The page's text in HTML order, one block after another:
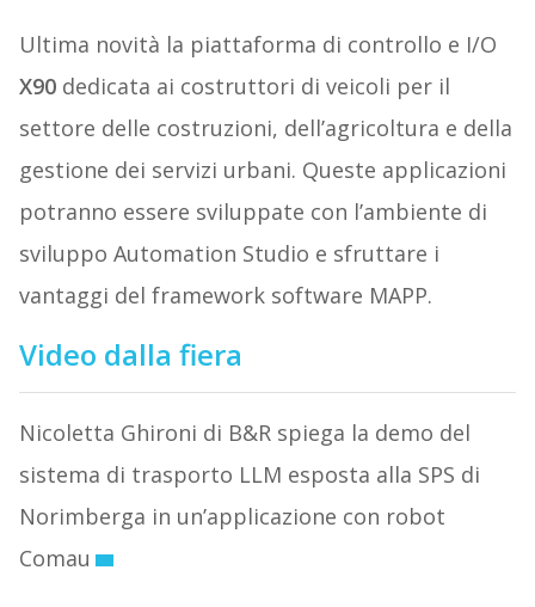
Ultima novità la piattaforma di controllo e I/O
X90dedicata ai costruttori di veicoli per il
settore delle costruzioni, dell’agricoltura e della
gestione dei servizi urbani. Queste applicazioni
potranno essere sviluppate con l’ambiente di
sviluppo Automation Studio e sfruttare i
vantaggi del framework software MAPP.
Video dalla fiera
Nicoletta Ghironi di B&R spiega la demo del
sistema di trasporto LLM esposta alla SPS di
Norimberga in un’applicazione con robot
Comau